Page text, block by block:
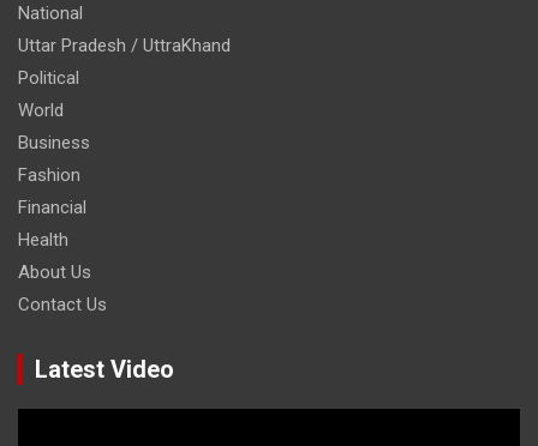
National
Uttar Pradesh / UttraKhand
Political
World
Business
Fashion
Financial
Health
About Us
Contact Us
Latest Video